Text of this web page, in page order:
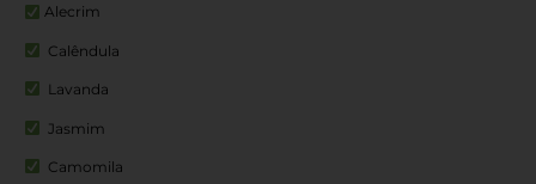
Alecrim
Calêndula
Lavanda
Jasmim
Camomila